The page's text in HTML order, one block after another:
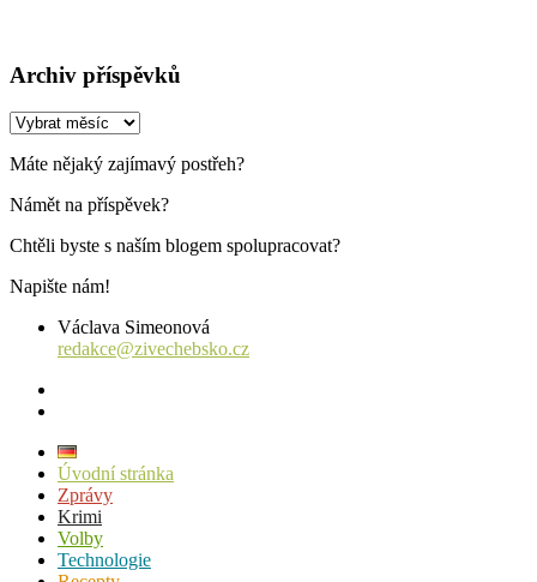
Archiv příspěvků
Archiv
Máte nějaký zajímavý postřeh?
Námět na příspěvek?
Chtěli byste s naším blogem spolupracovat?
Napište nám!
Václava Simeonová
redakce@zivechebsko.cz
Úvodní stránka
Zprávy
Krimi
Volby
Technologie